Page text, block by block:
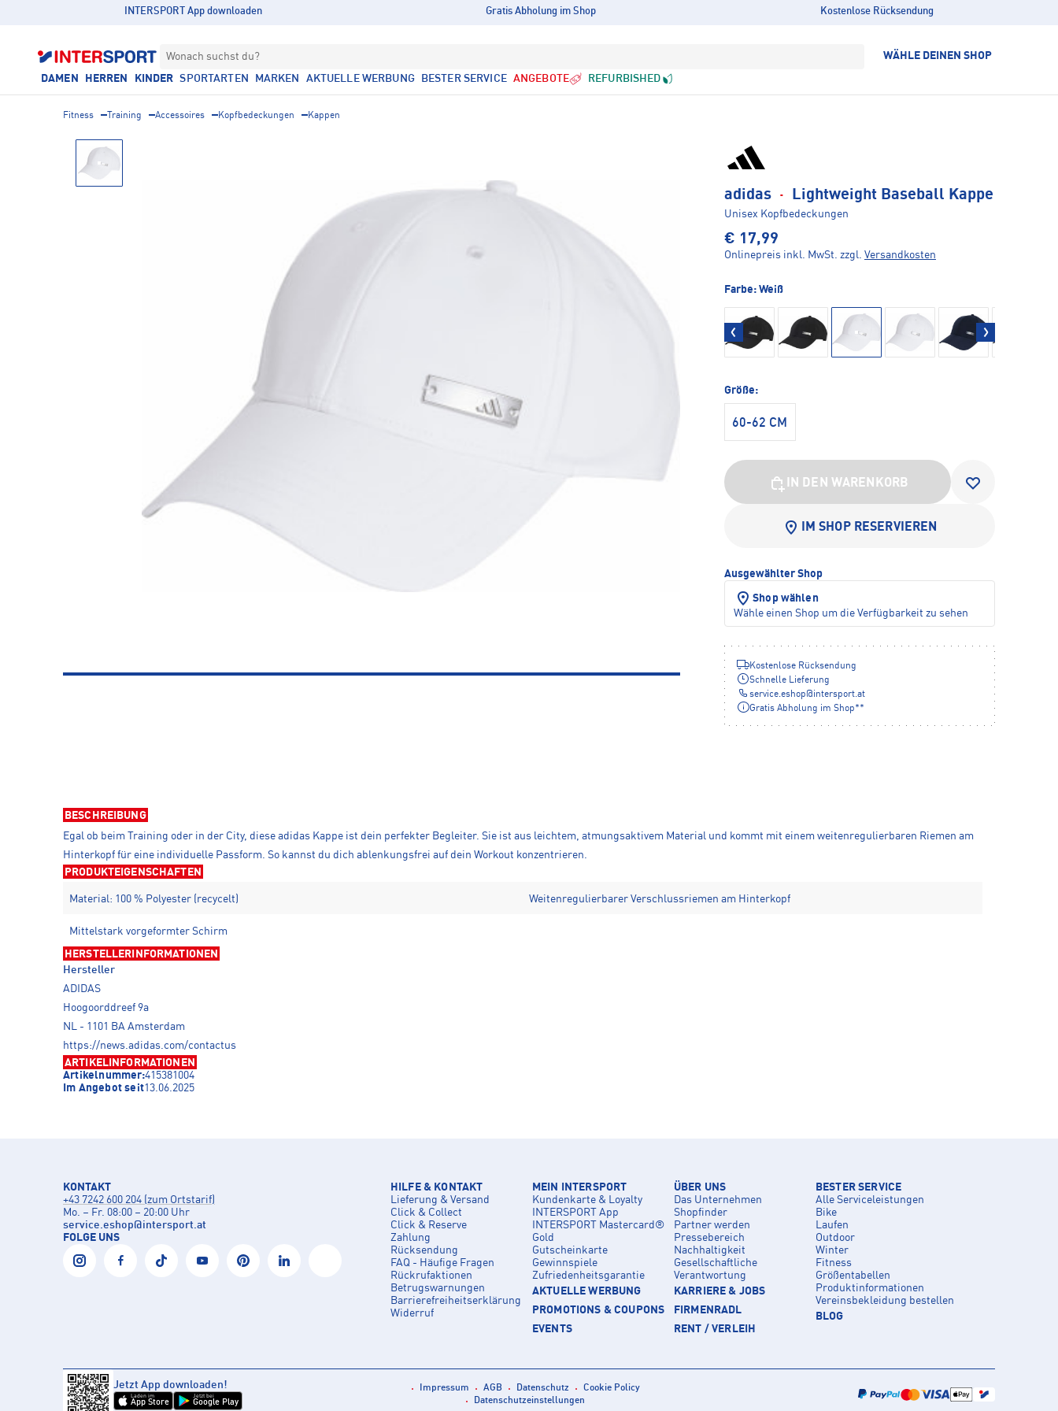
INTERSPORT App downloaden Gratis Abholung im Shop Kostenlose Rücksendung
Wonach suchst du? WÄHLE DEINEN SHOP
DAMEN HERREN KINDER SPORTARTEN MARKEN AKTUELLE WERBUNG BESTER SERVICE ANGEBOTE REFURBISHED
Fitness Training Accessoires Kopfbedeckungen Kappen
adidas · Lightweight Baseball Kappe
Unisex Kopfbedeckungen
€ 17,99
Onlinepreis inkl. MwSt. zzgl. Versandkosten
Farbe: Weiß
Größe:
60-62 CM
IN DEN WARENKORB
IM SHOP RESERVIEREN
Ausgewählter Shop
Shop wählen
Wähle einen Shop um die Verfügbarkeit zu sehen
Kostenlose Rücksendung
Schnelle Lieferung
service.eshop@intersport.at
Gratis Abholung im Shop**
BESCHREIBUNG
Egal ob beim Training oder in der City, diese adidas Kappe ist dein perfekter Begleiter. Sie ist aus leichtem, atmungsaktivem Material und kommt mit einem weitenregulierbaren Riemen am
Hinterkopf für eine individuelle Passform. So kannst du dich ablenkungsfrei auf dein Workout konzentrieren.
PRODUKTEIGENSCHAFTEN
Material: 100 % Polyester (recycelt) Weitenregulierbarer Verschlussriemen am Hinterkopf
Mittelstark vorgeformter Schirm
HERSTELLERINFORMATIONEN
Hersteller
ADIDAS
Hoogoorddreef 9a
NL - 1101 BA Amsterdam
https://news.adidas.com/contactus
ARTIKELINFORMATIONEN
Artikelnummer:415381004
Im Angebot seit13.06.2025
KONTAKT
+43 7242 600 204 (zum Ortstarif)
Mo. – Fr. 08:00 – 20:00 Uhr
service.eshop@intersport.at
FOLGE UNS
HILFE & KONTAKT
Lieferung & Versand
Click & Collect
Click & Reserve
Zahlung
Rücksendung
FAQ - Häufige Fragen
Rückrufaktionen
Betrugswarnungen
Barrierefreiheitserklärung
Widerruf
MEIN INTERSPORT
Kundenkarte & Loyalty
INTERSPORT App
INTERSPORT Mastercard®
Gold
Gutscheinkarte
Gewinnspiele
Zufriedenheitsgarantie
AKTUELLE WERBUNG
PROMOTIONS & COUPONS
EVENTS
ÜBER UNS
Das Unternehmen
Shopfinder
Partner werden
Pressebereich
Nachhaltigkeit
Gesellschaftliche
Verantwortung
KARRIERE & JOBS
FIRMENRADL
RENT / VERLEIH
BESTER SERVICE
Alle Serviceleistungen
Bike
Laufen
Outdoor
Winter
Fitness
Größentabellen
Produktinformationen
Vereinsbekleidung bestellen
BLOG
Jetzt App downloaden!
Laden im
App Store
Jetzt bei
Google Play
Impressum AGB Datenschutz
Cookie Policy
Datenschutzeinstellungen